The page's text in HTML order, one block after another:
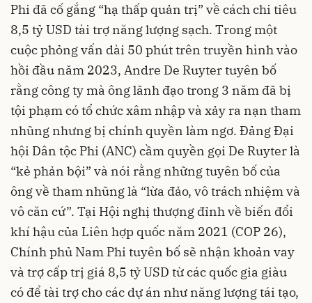
Phi đã cố gắng “hạ thấp quản trị” về cách chi tiêu
8,5 tỷ USD tài trợ năng lượng sạch. Trong một
cuộc phỏng vấn dài 50 phút trên truyền hình vào
hồi đầu năm 2023, Andre De Ruyter tuyên bố
rằng công ty mà ông lãnh đạo trong 3 năm đã bị
tội phạm có tổ chức xâm nhập và xảy ra nạn tham
nhũng nhưng bị chính quyền làm ngơ. Đảng Đại
hội Dân tộc Phi (ANC) cầm quyền gọi De Ruyter là
“kẻ phản bội” và nói rằng những tuyên bố của
ông về tham nhũng là “lừa đảo, vô trách nhiệm và
vô căn cứ”. Tại Hội nghị thượng đỉnh về biến đổi
khí hậu của Liên hợp quốc năm 2021 (COP 26),
Chính phủ Nam Phi tuyên bố sẽ nhận khoản vay
và trợ cấp trị giá 8,5 tỷ USD từ các quốc gia giàu
có để tài trợ cho các dự án như năng lượng tái tạo,